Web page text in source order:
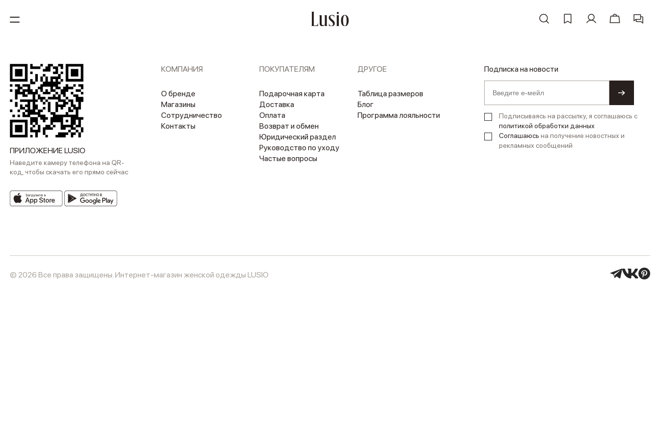
ПРИЛОЖЕНИЕ LUSIO
Наведите камеру телефона на QR-
код, чтобы скачать его прямо сейчас
КОМПАНИЯ
О бренде
Магазины
Сотрудничество
Контакты
ПОКУПАТЕЛЯМ
Подарочная карта
Доставка
Оплата
Возврат и обмен
Юридический раздел
Руководство по уходу
Частые вопросы
ДРУГОЕ
Таблица размеров
Блог
Программа лояльности
Подписка на новости
Подписываясь на рассылку, я соглашаюсь с
политикой обработки данных
Соглашаюсь на получение новостных и
рекламных сообщений
© 2026 Все права защищены. Интернет-магазин женской одежды LUSIO